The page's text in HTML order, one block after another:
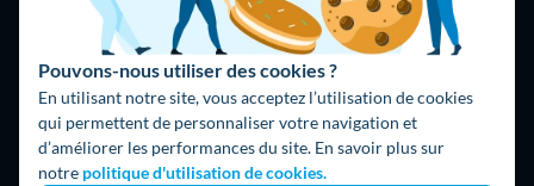
Pouvons-nous utiliser des cookies ?
En utilisant notre site, vous acceptez l’utilisation de cookies
qui permettent de personnaliser votre navigation et
d’améliorer les performances du site. En savoir plus sur
notre politique d'utilisation de cookies.
Fait avec ⚡ par Hello Watt